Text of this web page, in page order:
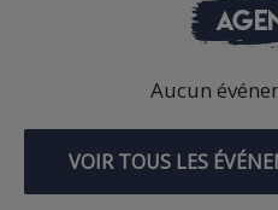
Aucun
VOIR TOUS LES